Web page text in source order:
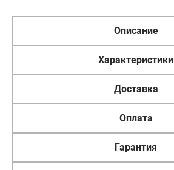
Описание
Характеристики
Доставка
Оплата
Гарантия